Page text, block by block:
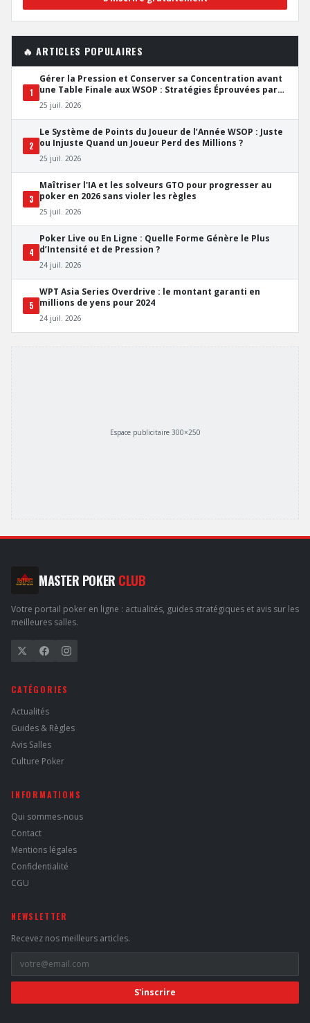
🔥 ARTICLES POPULAIRES
1
Gérer la Pression et Conserver sa Concentration avant
une Table Finale aux WSOP : Stratégies Éprouvées par
les Pros
25 juil. 2026
2
Le Système de Points du Joueur de l’Année WSOP : Juste
ou Injuste Quand un Joueur Perd des Millions ?
25 juil. 2026
3
Maîtriser l'IA et les solveurs GTO pour progresser au
poker en 2026 sans violer les règles
25 juil. 2026
4
Poker Live ou En Ligne : Quelle Forme Génère le Plus
d’Intensité et de Pression ?
24 juil. 2026
5
WPT Asia Series Overdrive : le montant garanti en
millions de yens pour 2024
24 juil. 2026
Espace publicitaire 300×250
MASTER POKER CLUB
Votre portail poker en ligne : actualités, guides stratégiques et avis sur les
meilleures salles.
CATÉGORIES
Actualités
Guides & Règles
Avis Salles
Culture Poker
INFORMATIONS
Qui sommes-nous
Contact
Mentions légales
Confidentialité
CGU
NEWSLETTER
Recevez nos meilleurs articles.
S'inscrire